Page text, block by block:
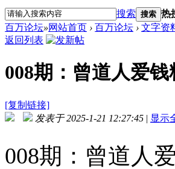
搜索 搜索 热
百万论坛»网站首页 › 百万论坛 › 文字资
返回列表
008期：曾道人爱
[复制链接]
发表于 2025-1-21 12:27:45 | 显示
008期：曾道人